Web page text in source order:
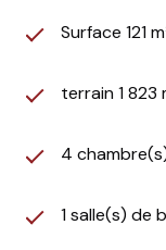
De nombreuses
DPE réalisé le 05/
pour un usage
Consommation
Surface 121
terrain 1 823
4
1 salle(s) de